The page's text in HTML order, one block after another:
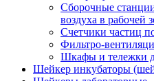
Сборочные
воздуха в рабочей
Счетчики частиц
Фильтро-
Шкафы и тележки
Шейкер инкубаторы